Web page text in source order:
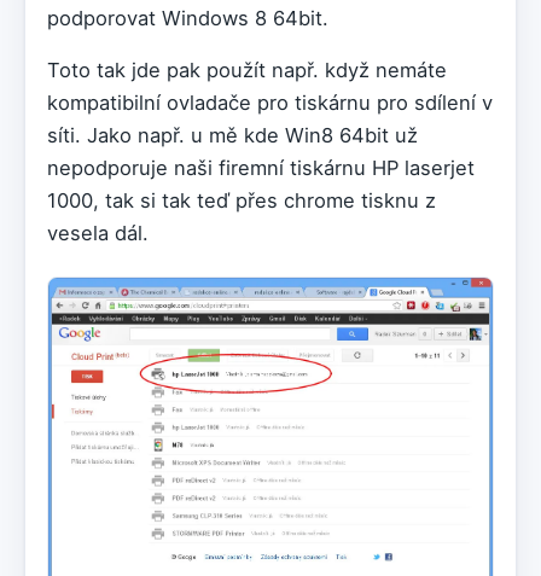
podporovat Windows 8 64bit.
Toto tak jde pak použít např. když nemáte
kompatibilní ovladače pro tiskárnu pro sdílení v
síti. Jako např. u mě kde Win8 64bit už
nepodporuje naši firemní tiskárnu HP laserjet
1000, tak si tak teď přes chrome tisknu z
vesela dál.